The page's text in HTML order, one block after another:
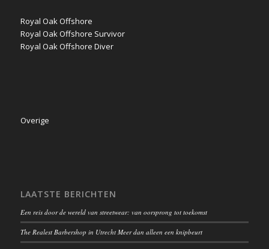
Royal Oak Offshore
Royal Oak Offshore Survivor
Royal Oak Offshore Diver
Overige
LAATSTE BERICHTEN
Een reis door de wereld van streetwear: van oorsprong tot toekomst
The Realest Barbershop in Utrecht Meer dan alleen een knipbeurt